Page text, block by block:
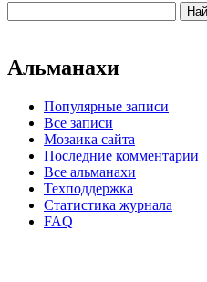
Альманахи
Популярные записи
Все записи
Мозаика сайта
Последние комментарии
Все альманахи
Техподдержка
Статистика журнала
FAQ